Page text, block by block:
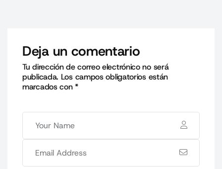
Deja un comentario
Tu dirección de correo electrónico no será
publicada. Los campos obligatorios están
marcados con*